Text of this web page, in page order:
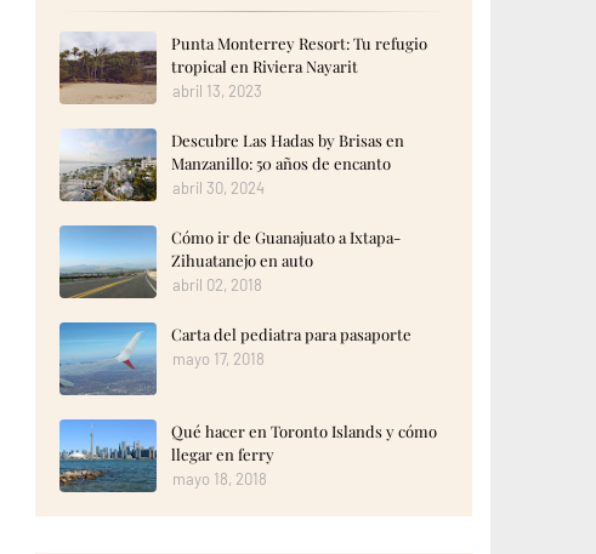
Punta Monterrey Resort: Tu refugio
tropical en Riviera Nayarit
abril 13, 2023
Descubre Las Hadas by Brisas en
Manzanillo: 50 años de encanto
abril 30, 2024
Cómo ir de Guanajuato a Ixtapa-
Zihuatanejo en auto
abril 02, 2018
Carta del pediatra para pasaporte
mayo 17, 2018
Qué hacer en Toronto Islands y cómo
llegar en ferry
mayo 18, 2018